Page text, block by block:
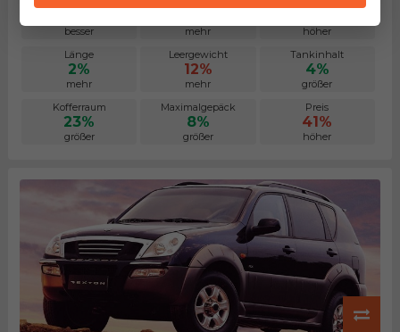
besser mehr
höher
Länge
2%
mehr
Leergewicht
12%
mehr
Tankinhalt
4%
größer
Kofferraum
23%
größer
Maximalgepäck
8%
größer
Preis
41%
höher